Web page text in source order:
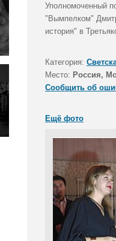
Уполномоченный
"Вымпелком"
история" в
Категория:
Место: Россия,
Сообщить об
Ещё фото